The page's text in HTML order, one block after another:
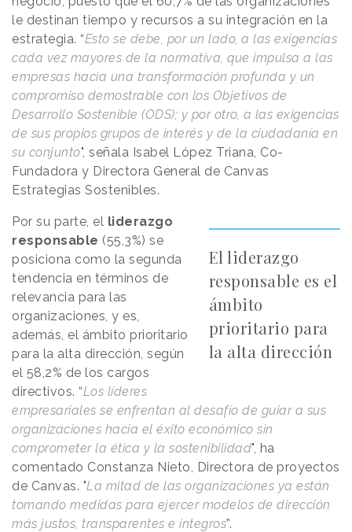
le destinan tiempo y recursos a su integración en la
estrategia. “Esto se debe, por un lado, a las exigencias
cada vez mayores de la normativa, que impulsa a las
empresas hacia una transformación profunda y un
compromiso demostrable con los Objetivos de
Desarrollo Sostenible (ODS); y por otro, a las exigencias
de sus propios grupos de interés y de la ciudadanía en
su conjunto", señala Isabel López Triana, Co-
Fundadora y Directora General de Canvas
Estrategias Sostenibles.
El liderazgo
responsable es el
ámbito
prioritario para
la alta dirección
Por su parte, el liderazgo
responsable (55,3%) se
posiciona como la segunda
tendencia en términos de
relevancia para las
organizaciones, y es,
además, el ámbito prioritario
para la alta dirección, según
el 58,2% de los cargos
directivos. “Los líderes
empresariales se enfrentan al desafío de guiar a sus
organizaciones hacia el éxito económico sin
comprometer la ética y la sostenibilidad", ha
comentado Constanza Nieto, Directora de proyectos
de Canvas. "La mitad de las organizaciones ya están
tomando medidas para ejercer modelos de dirección
más justos, transparentes e íntegros”.